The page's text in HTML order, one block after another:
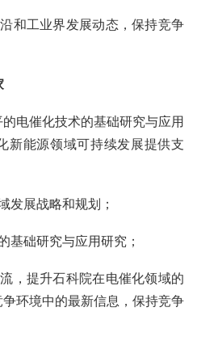
和工业界发展动态，保持竞争
电催化技术的基础研究与应用
新能源领域可持续发展提供支
发展战略和规划；
基础研究与应用研究；
，提升石科院在电催化领域的
环境中的最新信息，保持竞争